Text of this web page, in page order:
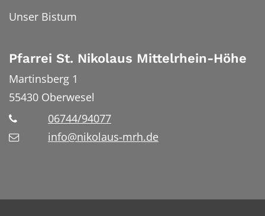
Unser Bistum
Pfarrei St. Nikolaus Mittelrhein-Höhe
Martinsberg 1
55430 Oberwesel
06744/94077
info@nikolaus-mrh.de